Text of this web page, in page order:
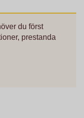
du först
prestanda